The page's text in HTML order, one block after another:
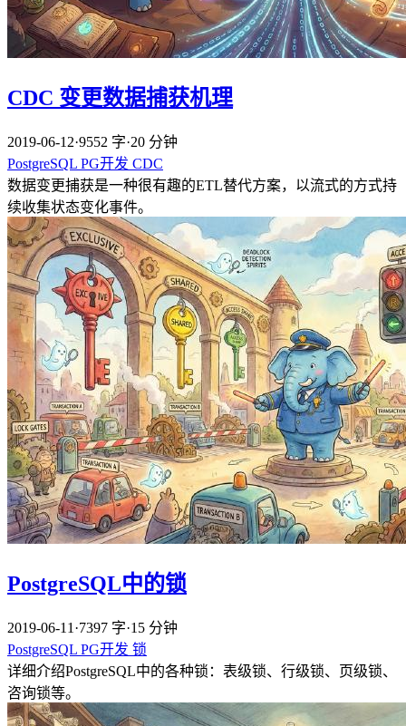
CDC 变更数据捕获机理
2019-06-12·9552 字·20 分钟
PostgreSQL PG开发 CDC
数据变更捕获是一种很有趣的ETL替代方案，以流式的方式持
续收集状态变化事件。
PostgreSQL中的锁
2019-06-11 ·7397 字·15 分钟
PostgreSQL PG开发 锁
详细介绍PostgreSQL中的各种锁：表级锁、行级锁、页级锁、
咨询锁等。